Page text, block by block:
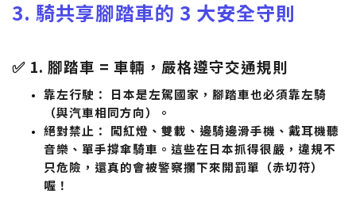
3. 騎共享腳踏車的 3 大安全守則
✅ 1. 腳踏車 = 車輛，嚴格遵守交通規則
靠左行駛：
日本是左駕國家，腳踏車也必須靠左騎
（與汽車相同方向）。
絕對禁止： 闖紅燈、雙載、邊騎邊滑手機、戴耳機聽
音樂、單手撐傘騎車。這些在日本抓得很嚴，違規不
只危險，還真的會被警察攔下來開罰單（赤切符）
喔！